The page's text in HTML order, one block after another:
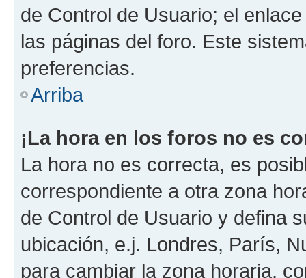
de Control de Usuario; el
las páginas del foro. Este
preferencias.
Arriba
¡La hora en los foros no es
La hora no es correcta, es
correspondiente a otra zona
de Control de Usuario y defina
ubicación, e.j. Londres, París,
para cambiar la zona horaria,